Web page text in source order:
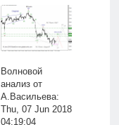
Волновой
анализ от
А.Васильева:
Thu, 07 Jun 2018
04:19:04